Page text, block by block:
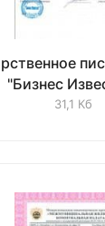
"Бизнес
31,1 Кб